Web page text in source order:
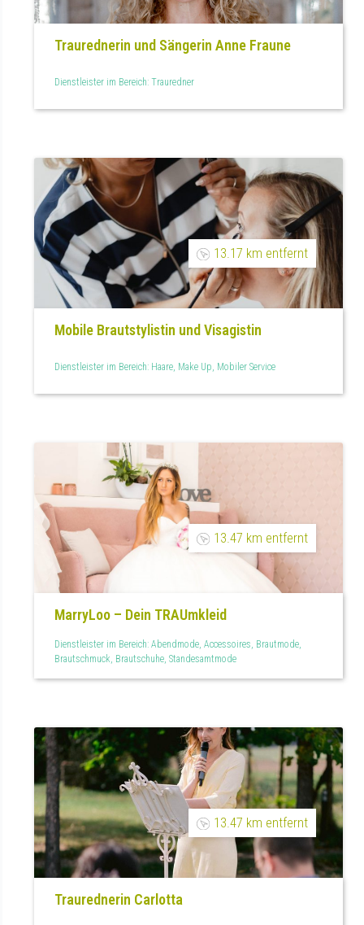
Traurednerin und Sängerin Anne Fraune
Dienstleister im Bereich: Trauredner
13.17 km entfernt
Mobile Brautstylistin und Visagistin
Dienstleister im Bereich: Haare, Make Up, Mobiler Service
13.47 km entfernt
MarryLoo – Dein TRAUmkleid
Dienstleister im Bereich: Abendmode, Accessoires, Brautmode,
Brautschmuck, Brautschuhe, Standesamtmode
13.47 km entfernt
Traurednerin Carlotta